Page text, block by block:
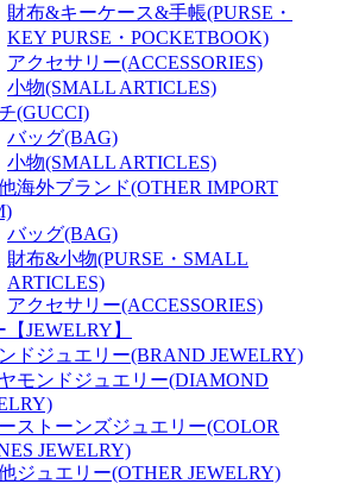
財布&キーケース&手帳(PURSE・
KEY PURSE・POCKETBOOK)
アクセサリー(ACCESSORIES)
小物(SMALL ARTICLES)
(GUCCI)
バッグ(BAG)
小物(SMALL ARTICLES)
海外ブランド(OTHER IMPORT
バッグ(BAG)
財布&小物(PURSE・SMALL
ARTICLES)
アクセサリー(ACCESSORIES)
JEWELRY】
ドジュエリー(BRAND JEWELRY)
モンドジュエリー(DIAMOND
ストーンズジュエリー(COLOR
JEWELRY)
ジュエリー(OTHER JEWELRY)